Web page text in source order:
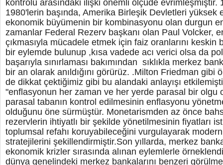
kontrolü arasındaki ilişki önemli ölçüde evrimleşmiştir.
1980'lerin başında, Amerika Birleşik Devletleri yüksek
ekonomik büyümenin bir kombinasyonu olan durgun
zamanlar Federal Rezerv başkanı olan Paul Volcker,
çıkmasıyla mücadele etmek için faiz oranlarını keskin
bir eylemde bulunup ,kısa vadede acı verici olsa da
başarıyla sınırlaması bakımından sıklıkla merkez
bir an olarak anıldığını görürüz. .Milton Friedman
de dikkat çektiğimiz gibi bu alandaki anlayışı
"enflasyonun her zaman ve her yerde parasal bir olgu
parasal tabanın kontrol edilmesinin enflasyonu
olduğunu öne sürmüştür. Monetarismden az önce
rezervlerin ihtiyatlı bir şekilde yönetilmesinin fiyatları
toplumsal refahı koruyabileceğini vurgulayarak modern
stratejilerini şekillendirmiştir.Son yıllarda, merkez
ekonomik krizler sırasında alınan eylemlerle
dünya genelindeki merkez bankalarını benzeri